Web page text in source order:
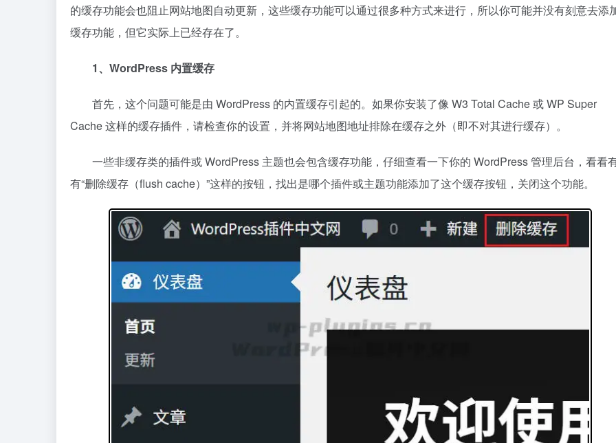
的缓存功能会也阻止网站地图自动更新，这些缓存功能可以通过很多种方式来进行，所以你可能并没有刻意去添
缓存功能，但它实际上已经存在了。
1、WordPress 内置缓存
首先，这个问题可能是由 WordPress 的内置缓存引起的。如果你安装了像 W3 Total Cache 或 WP Super
Cache 这样的缓存插件，请检查你的设置，并将网站地图地址排除在缓存之外（即不对其进行缓存）。
一些非缓存类的插件或 WordPress 主题也会包含缓存功能，仔细查看一下你的 WordPress 管理后台，看看
有“删除缓存（flush cache）”这样的按钮，找出是哪个插件或主题功能添加了这个缓存按钮，关闭这个功能。